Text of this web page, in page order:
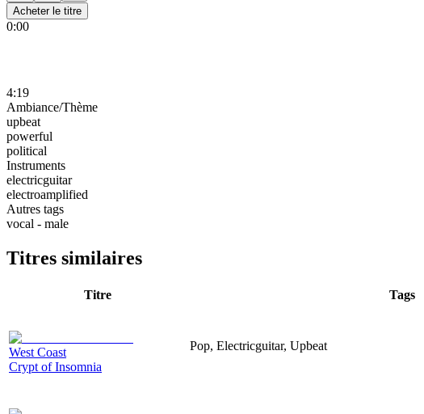
Acheter le titre
0:00
4:19
Ambiance/Thème
upbeat
powerful
political
Instruments
electricguitar
electroamplified
Autres tags
vocal - male
Titres similaires
Titre Tags
West Coast
Crypt of Insomnia
Pop, Electricguitar, Upbeat